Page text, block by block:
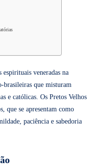
espirituais veneradas na
brasileiras que misturam
e católicas. Os Pretos Velhos
que se apresentam como
paciência e sabedoria